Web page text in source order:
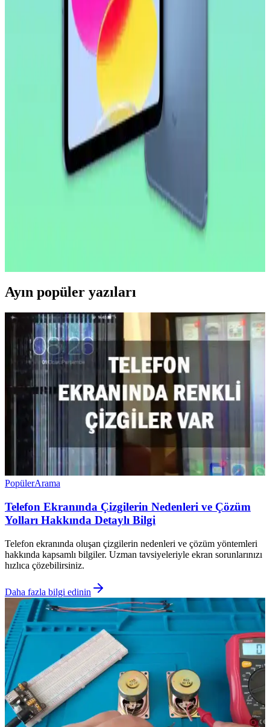
Huawei MatePad 10.4 için Nano Esnek Cam Ekran
Koruyucu İncelemesi ve Kullanıcı Deneyimleri
Huawei MatePad 10.4 uyumlu nano esnek cam ekran koruyucu,
yüksek dayanıklılık ve şeffaflık sağlar, kolay uygulama ve iyi
Apple iPad Pro'da Donanım Sınırlı, Yazılım
Geliştirmeleri Öncelikli Yaklaşım
Apple, iPad Pro'da donanım yeniliklerini sınırlarken, yazılım
tarafında profesyonel kullanıcılar için iPadOS deneyimini
geliştirmeye odaklanıyor. Bu strateji cihazın potansiyelini artırmayı
2026 İlk Yarısında A18 Çipli Yeni iPad Modeli ve
2026'nın ilk yarısında çıkacak yeni iPad modeli A18 çip ve 8 GB
RAM ile performansını artırıyor. OLED ekran ve ProMotion
Ayın popüler yazıları
PopülerArama
Telefon Ekranında Çizgilerin Nedenleri ve Çözüm
Yolları Hakkında Detaylı Bilgi
Telefon ekranında oluşan çizgilerin nedenleri ve çözüm yöntemleri
hakkında kapsamlı bilgiler. Uzman tavsiyeleriyle ekran sorunlarınızı
hızlıca çözebilirsiniz.
Daha fazla bilgi edinin